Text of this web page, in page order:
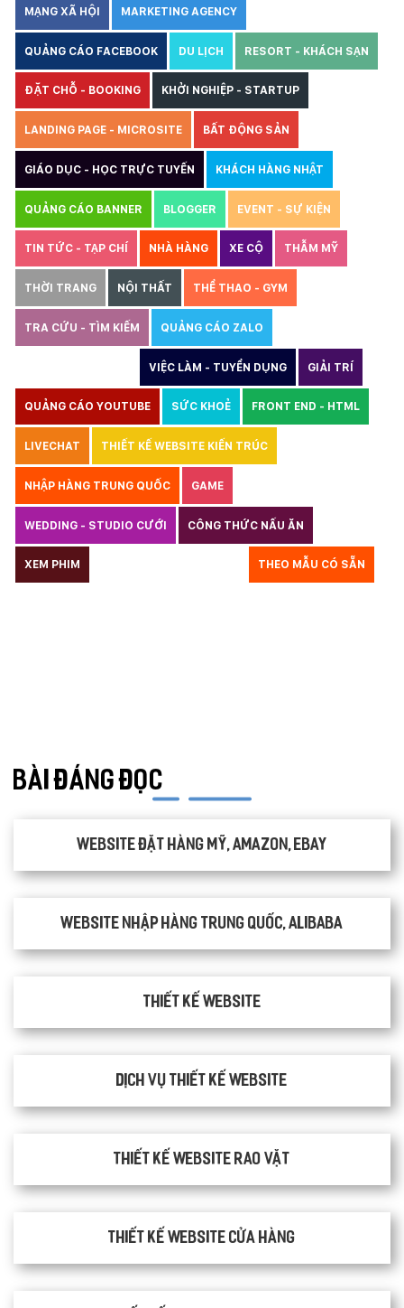
MẠNG XÃ HỘI MARKETING AGENCY
QUẢNG CÁO FACEBOOK DU LỊCH RESORT - KHÁCH SẠN
ĐẶT CHỖ - BOOKING KHỞI NGHIỆP - STARTUP
LANDING PAGE - MICROSITE BẤT ĐỘNG SẢN
GIÁO DỤC - HỌC TRỰC TUYẾN KHÁCH HÀNG NHẬT
QUẢNG CÁO BANNER BLOGGER EVENT - SỰ KIỆN
TIN TỨC - TẠP CHÍ NHÀ HÀNG XE CỘ THẪM MỸ
THỜI TRANG NỘI THẤT THỂ THAO - GYM
TRA CỨU - TÌM KIẾM QUẢNG CÁO ZALO
VIỆC LÀM - TUYỂN DỤNG GIẢI TRÍ
QUẢNG CÁO YOUTUBE SỨC KHOẺ FRONT END - HTML
LIVECHAT THIẾT KẾ WEBSITE KIẾN TRÚC
NHẬP HÀNG TRUNG QUỐC GAME
WEDDING - STUDIO CƯỚI CÔNG THỨC NẤU ĂN
XEM PHIM THEO MẪU CÓ SẴN
BÀI ĐÁNG ĐỌC
Website đặt hàng Mỹ, Amazon, Ebay
Website nhập hàng Trung Quốc, Alibaba
Thiết kế website
Dịch vụ thiết kế website
thiết kế website rao vặt
Thiết kế website cửa hàng